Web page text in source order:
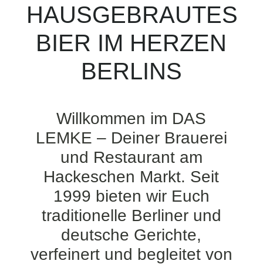
HAUSGEBRAUTES
BIER IM HERZEN
BERLINS
Willkommen im DAS
LEMKE – Deiner Brauerei
und Restaurant am
Hackeschen Markt. Seit
1999 bieten wir Euch
traditionelle Berliner und
deutsche Gerichte,
verfeinert und begleitet von